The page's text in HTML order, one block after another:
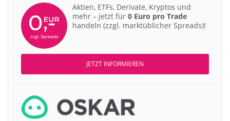
Aktien, ETFs, Derivate, Kryptos und
mehr – jetzt für 0 Euro pro Trade
handeln (zzgl. marktüblicher Spreads)!
JETZT INFORMIEREN